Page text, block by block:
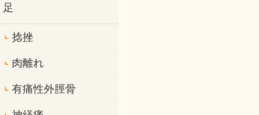
足
捻挫
肉離れ
有痛性外脛骨